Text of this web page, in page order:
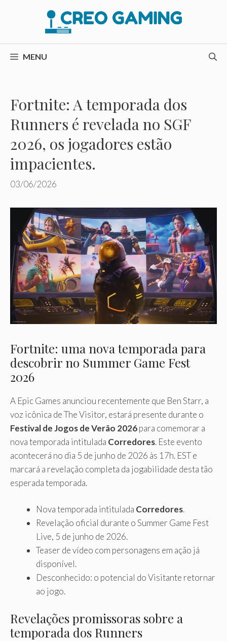
conteúdo
MENU
Fortnite: A temporada dos
Runners é revelada no SGF
2026, os jogadores estão
impacientes.
03/06/2026
Fortnite: uma nova temporada para
descobrir no Summer Game Fest
2026
A Epic Games anunciou recentemente que Ben Starr, a
voz icônica de The Visitor, estará presente durante o
Festival de Jogos de Verão 2026para comemorar a
nova temporada intitulada Corredores. Este evento
acontecerá no dia 5 de junho de 2026 às 17h. EST e
marcará a revelação completa da jogabilidade desta tão
esperada temporada.
Nova temporada intitulada Corredores.
Revelação oficial durante o Summer Game Fest
Live, 5 de junho de 2026.
Teaser de vídeo com personagens em ação já
disponível.
Desconhecido: o potencial do Visitante retornar
ao jogo.
Revelações promissoras sobre a
temporada dos Runners